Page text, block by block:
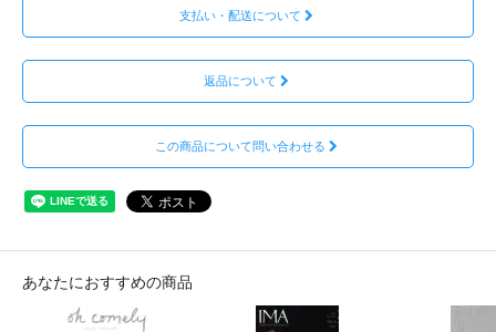
支払い・配送について
返品について
この商品について問い合わせる
あなたにおすすめの商品